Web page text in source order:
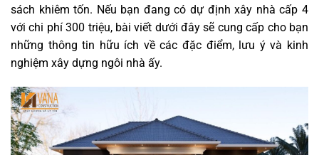
sách khiêm tốn. Nếu bạn đang có dự định xây nhà cấp 4
với chi phí 300 triệu, bài viết dưới đây sẽ cung cấp cho bạn
những thông tin hữu ích về các đặc điểm, lưu ý và kinh
nghiệm xây dựng ngôi nhà ấy.